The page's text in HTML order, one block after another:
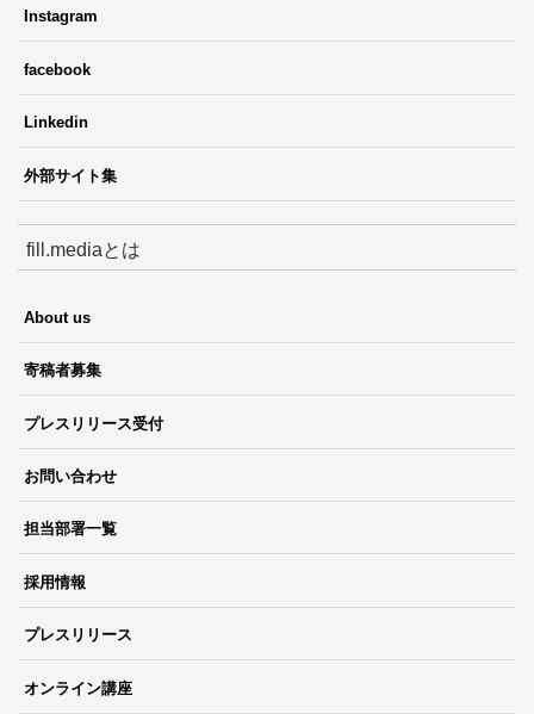
Instagram
facebook
Linkedin
外部サイト集
fill.mediaとは
About us
寄稿者募集
プレスリリース受付
お問い合わせ
担当部署一覧
採用情報
プレスリリース
オンライン講座